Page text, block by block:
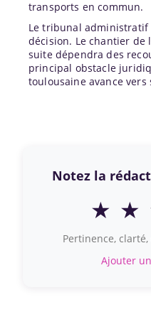
transports en commun.
Le tribunal administratif
décision. Le chantier de
suite dépendra des
principal obstacle
toulousaine avance
Notez la
★ ★
Pertinence,
Ajouter